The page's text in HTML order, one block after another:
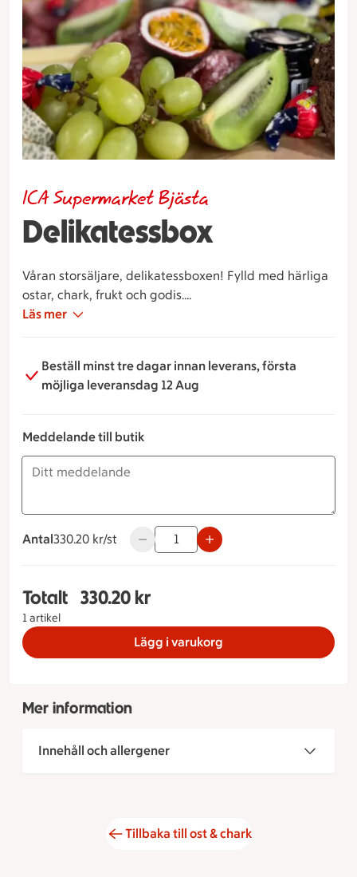
Delikatessbox
ICA Supermarket Bjästa
Våran storsäljare, delikatessboxen! Fylld med härliga
ostar, chark, frukt och godis.
2 personer som middag (komplettera då med
Läs mer
Beställ minst tre dagar innan leverans, första
möjliga leveransdag 12 Aug
Meddelande till butik
Antal
330.20 kronor styck
330.20 kr/st Använd knapparna för att minska
Totalt
1 artikel
Totalt 1 stycken Delikatessbox, 330.20 kronor
330.20 kr
Lägg i varukorg
Mer information
Innehåll och allergener
Tillbaka till ost & chark